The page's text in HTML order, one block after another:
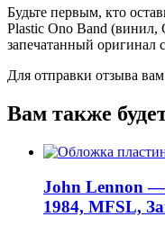
Будьте первым, кто
Plastic Ono Band
запечатанный оригинал
Для отправки отзыва
Вам также
John Lennon
1984, MFSL,